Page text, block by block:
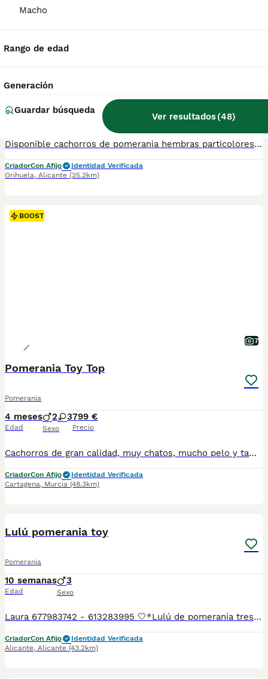
Macho
Rango de edad
Generación
Guardar búsqueda
Ver resultados(48)
Caravaca de la Cruz
BOOST
Pomerania
10 semanas 2 750 €
Disponible cachorros de pomerania hembras particolores, vacunados y desparasitados listos para entregar. Más información wasap al 650546192
CriadorCon Afijo
Identidad Verificada
Orihuela, Alicante (25.2km)
BOOST
7
Pomerania Toy Top
Pomerania
4 meses
Edad
2 3
Sexo
799 €
Precio
Cachorros de gran calidad, muy chatos, mucho pelo y tamaño toy asegurado. Divinos. Una pasada de cachorros.Se entregan vacunados, desparasitados, cartilla oficial y contrato de garantias genéticas. Posibilidad de envio a cualquier punto de España. 688973535 atiendo llamada y WhatsApp. Precio 799 toy, 899 micro toy. Solo gente seria.
CriadorCon Afijo
Identidad Verificada
Cartagena, Murcia (48.3km)
Lulú pomerania toy
Pomerania
10 semanas
Edad
3
Sexo
Laura 677983742 - 613283995 🤍*Lulú de pomerania tres machos impresionantes y muy pequeñines carita de oso con mucho pelo mirar los vídeos*🤍 ¿Buscas un nuevo compañero para tu hogar? ❤️ Tenemos preciosos cachorros listos para encontrar una familia responsable. ✅ Vacunados ✅ Desparasitados ✅ Cartilla sanitaria ✅ Garantías incluidas ✅ Máxima atención y cuidado Se hacen envíos a toda España: Andalucía: Almería, Cádiz, Córdoba, Granada, Huelva, Jaén, Málaga, Sevilla.Aragón: Huesca, Teruel, Zaragoza.Asturias: Oviedo.Baleares: Palma.Canarias: Las Palmas de Gran Canaria, Santa Cruz de Tenerife.Cantabria: Santander.Castilla-La Mancha: Albacete, Ciudad Real, Cuenca, Guadalajara, Toledo.Castilla y León: Ávila, Burgos, León, Palencia, Salamanca, Segovia, Soria, Valladolid, Zamora.Cataluña: Barcelona, Gerona (Girona), Lérida (Lleida), Tarragona.Comunidad Valenciana: Alicante, Castellón de la Plana, Valencia.Extremadura: Badajoz, Cáceres.Galicia: La Coruña (A Coruña), Lugo, Orense (Ourense), Pontevedra.La Rioja: Logroño.Madrid: Madrid.Murcia: Murcia.Navarra: Pamplona.País Vasco: Bilbao (Vizcaya), San Sebastián (Guipúzcoa), Vitoria (Álava). 🐾 Cachorros sanos, sociables y criados con mucho cariño. 📲 ¡Pregunta sin compromiso por disponibilidad, fotos y precios por mensaje privado!
CriadorCon Afijo
Identidad Verificada
Alicante, Alicante (43.2km)